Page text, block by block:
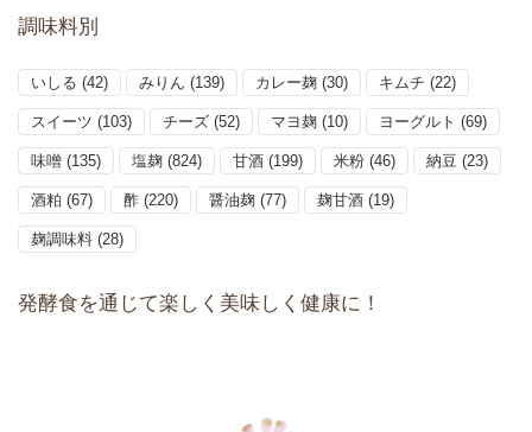
調味料別
いしる (42) みりん (139) カレー麹 (30) キムチ (22)
スイーツ (103) チーズ (52) マヨ麹 (10) ヨーグルト (69)
味噌 (135) 塩麹 (824) 甘酒 (199) 米粉 (46) 納豆 (23)
酒粕 (67) 酢 (220) 醤油麹 (77) 麹甘酒 (19)
麹調味料 (28)
発酵食を通じて楽しく美味しく健康に！